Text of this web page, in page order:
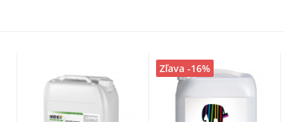
Zľava -16%